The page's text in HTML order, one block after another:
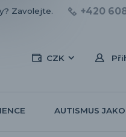
CZK
Zavolejte. +420
AUTISMUS